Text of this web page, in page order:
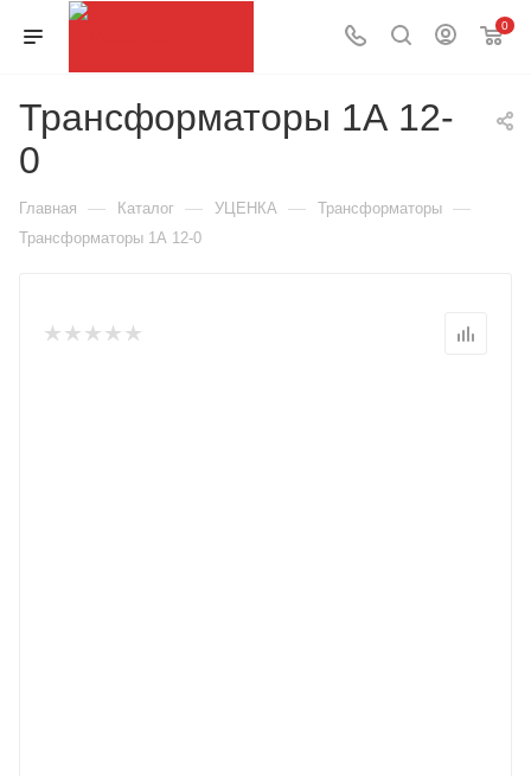
0
Трансформаторы 1А 12-
0
Главная — Каталог — УЦЕНКА — Трансформаторы —
Трансформаторы 1А 12-0